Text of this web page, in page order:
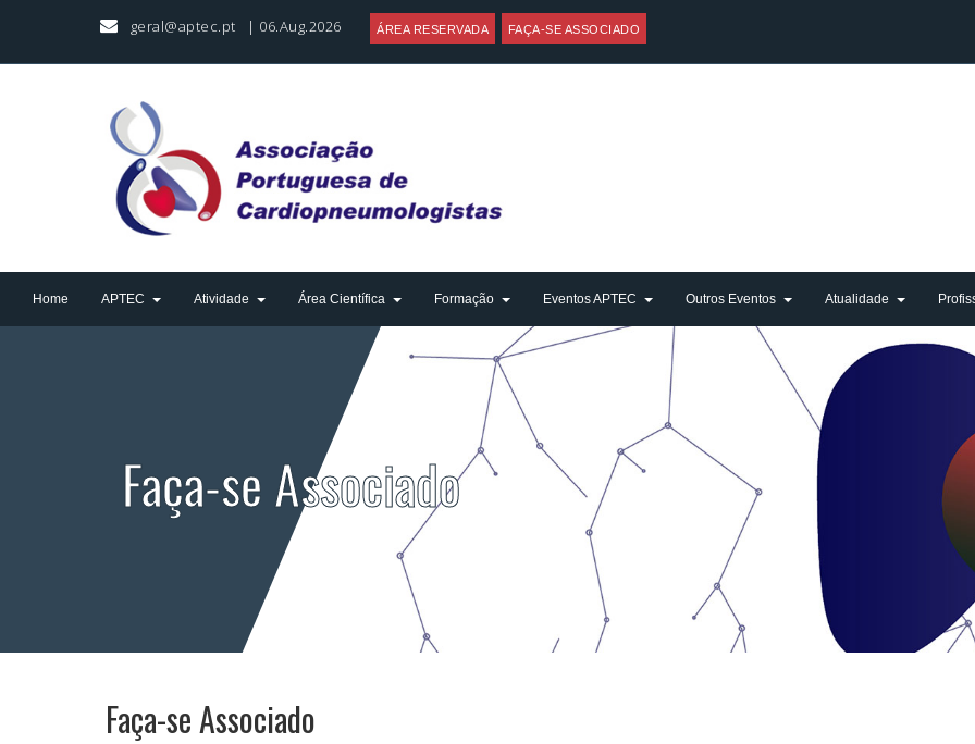
geral@aptec.pt | 06.Aug.2026 ÁREA RESERVADA FAÇA-SE ASSOCIADO
Home APTEC Atividade Área Científica Formação Eventos APTEC Outros Eventos Atualidade
Faça-se Associado
Faça-se Associado